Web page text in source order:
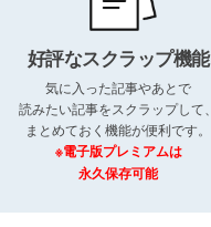
好評なスクラップ機能
気に入った記事やあとで
読みたい記事をスクラップして、
まとめておく機能が便利です。
※電子版プレミアムは
永久保存可能